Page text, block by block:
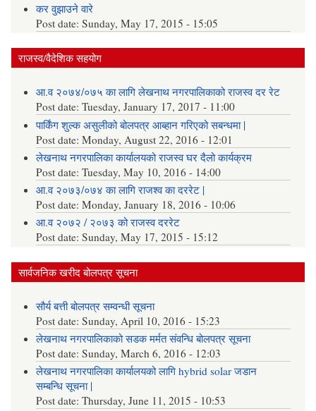
कर वुझाउने वारे
Post date:Sunday, May 17, 2015 - 15:05
राजस्व/वैदेशिक सहयोग
आ.व २०७४/०७५ का लागि लेखनाथ नगरपालिकाको राजस्व दर रेट
Post date:Tuesday, January 17, 2017 - 11:00
पार्किंग शुल्क असुलीको बोलपत्र आब्हान गरिएको सबन्धमा |
Post date:Monday, August 22, 2016 - 12:01
लेखनाथ नगरपालिका कार्यालयको राजस्व घर दैलो कार्यक्रम
Post date:Tuesday, May 10, 2016 - 14:00
आ.व २०७३/०७४ का लागि राजश्व का दररेट |
Post date:Monday, January 18, 2016 - 10:06
आ.व २०७२ / २०७३ को राजस्व दररेट
Post date:Sunday, May 17, 2015 - 15:12
सार्वजनिक खरीद बोलपत्र सूचना
सौर्य बत्ती बोलपत्र सम्वन्धी सूचना
Post date:Sunday, April 10, 2016 - 15:23
लेखनाथ नगरपालिकाको सडक मर्मत संवन्धि बोलपत्र सूचना
Post date:Sunday, March 6, 2016 - 12:03
लेखनाथ नगरपालिका कार्यालयको लागि hybrid solar जडान
सम्बन्धि सूचना |
Post date:Thursday, June 11, 2015 - 10:53